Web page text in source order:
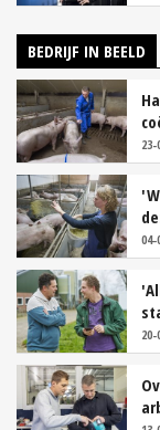
BEDRIJF IN BEELD
23-
04-
20-